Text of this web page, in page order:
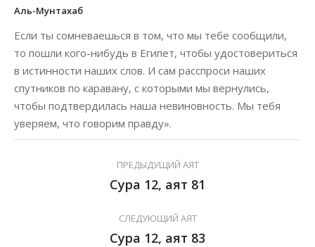
Аль-Мунтахаб
Если ты сомневаешься в том, что мы тебе сообщили,
то пошли кого-нибудь в Египет, чтобы удостовериться
в истинности наших слов. И сам расспроси наших
спутников по каравану, с которыми мы вернулись,
чтобы подтвердилась наша невиновность. Мы тебя
уверяем, что говорим правду».
ПРЕДЫДУЩИЙ АЯТ
Сура 12, аят 81
СЛЕДУЮЩИЙ АЯТ
Сура 12, аят 83